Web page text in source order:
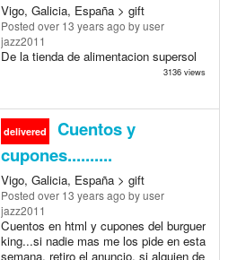
Vigo, Galicia, España > gift
Posted over 13 years ago by user
jazz2011
De la tienda de alimentacion supersol
3136 views
delivered
Cuentos y
cupones..........
Vigo, Galicia, España > gift
Posted over 13 years ago by user
jazz2011
Cuentos en html y cupones del burguer
king...si nadie mas me los pide en esta
semana, retiro el anuncio. si alguien de